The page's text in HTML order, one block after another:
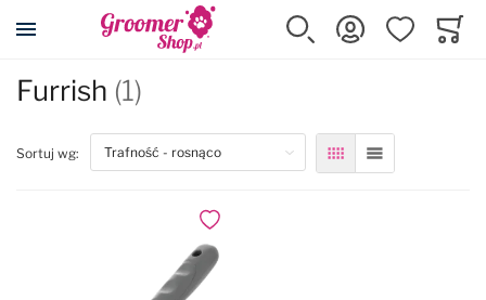
Przejdź na stronę główną
Szukaj Zaloguj sięUlubione
Furrish (1)
Sortuj wg: SiatkaLista
Dodaj do ulubionych